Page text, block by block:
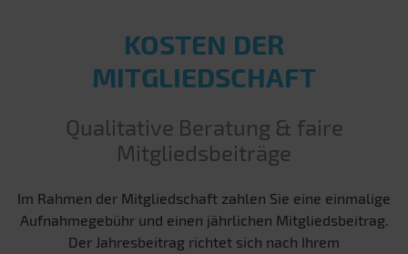
KOSTEN DER
MITGLIEDSCHAFT
Qualitative Beratung & faire
Mitgliedsbeiträge
Im Rahmen der Mitgliedschaft zahlen Sie eine einmalige
Aufnahmegebühr und einen jährlichen Mitgliedsbeitrag.
Der Jahresbeitrag richtet sich nach Ihrem